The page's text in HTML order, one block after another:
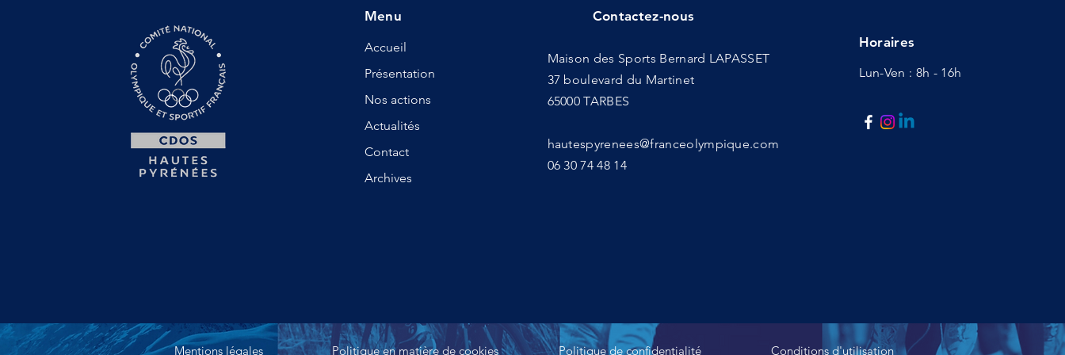
Menu
Accueil
Présentation
Nos actions
Actualités
Contact
Archives
Contactez-nous
Maison des Sports Bernard LAPASSET
37 boulevard du Martinet
65000 TARBES
hautespyrenees@franceolympique.com
06 30 74 48 14
Horaires
Lun-Ven : 8h - 16h
Mentions légales Politique en matière de cookies Politique de confidentialité Conditions d'utilisation